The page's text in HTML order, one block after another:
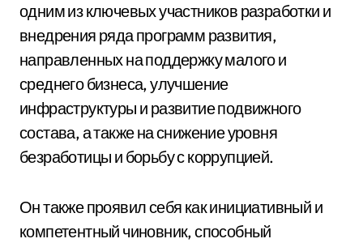
одним из ключевых участников разработки и
внедрения ряда программ развития,
направленных на поддержку малого и
среднего бизнеса, улучшение
инфраструктуры и развитие подвижного
состава, а также на снижение уровня
безработицы и борьбу с коррупцией.
Он также проявил себя как инициативный и
компетентный чиновник, способный